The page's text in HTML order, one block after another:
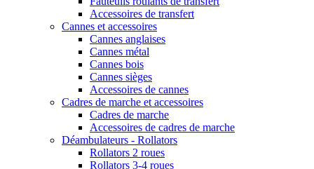
Accessoires de transfert
Cannes et accessoires
Cannes anglaises
Cannes métal
Cannes bois
Cannes sièges
Accessoires de cannes
Cadres de marche et accessoires
Cadres de marche
Accessoires de cadres de marche
Déambulateurs - Rollators
Rollators 2 roues
Rollators 3-4 roues